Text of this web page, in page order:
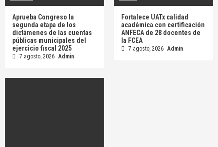
Aprueba Congreso la
segunda etapa de los
dictámenes de las cuentas
públicas municipales del
ejercicio fiscal 2025
7 agosto, 2026 Admin
Fortalece UATx calidad
académica con certificación
ANFECA de 28 docentes de
la FCEA
7 agosto, 2026 Admin